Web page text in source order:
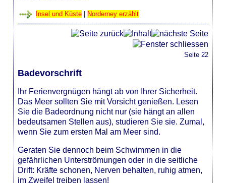
Insel und Küste Norderney erzählt
Seite 22
Badevorschrift
Ihr Ferienvergnügen hängt ab von Ihrer Sicherheit.
Das Meer sollten Sie mit Vorsicht genießen. Lesen
Sie die Badeordnung nicht nur (sie hängt an allen
bedeutsamen Stellen aus), studieren Sie sie. Zumal,
wenn Sie zum ersten Mal am Meer sind.
Geraten Sie dennoch beim Schwimmen in die
gefährlichen Unterströmungen oder in die seitliche
Drift: Kräfte schonen, Nerven behalten, ruhig atmen,
im Zweifel treiben lassen!